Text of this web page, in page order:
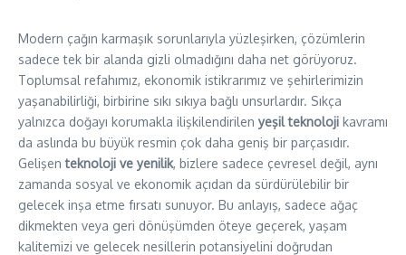
Modern çağın karmaşık sorunlarıyla yüzleşirken, çözümlerin
sadece tek bir alanda gizli olmadığını daha net görüyoruz.
Toplumsal refahımız, ekonomik istikrarımız ve şehirlerimizin
yaşanabilirliği, birbirine sıkı sıkıya bağlı unsurlardır. Sıkça
yalnızca doğayı korumakla ilişkilendirilen yeşil teknoloji kavramı
da aslında bu büyük resmin çok daha geniş bir parçasıdır.
Gelişenteknoloji ve yenilik, bizlere sadece çevresel değil, aynı
zamanda sosyal ve ekonomik açıdan da sürdürülebilir bir
gelecek inşa etme fırsatı sunuyor. Bu anlayış, sadece ağaç
dikmekten veya geri dönüşümden öteye geçerek, yaşam
kalitemizi ve gelecek nesillerin potansiyelini doğrudan